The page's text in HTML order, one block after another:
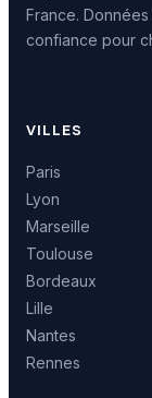
France.
confiance pour
VILLES
Paris
Lyon
Marseille
Toulouse
Bordeaux
Lille
Nantes
Rennes